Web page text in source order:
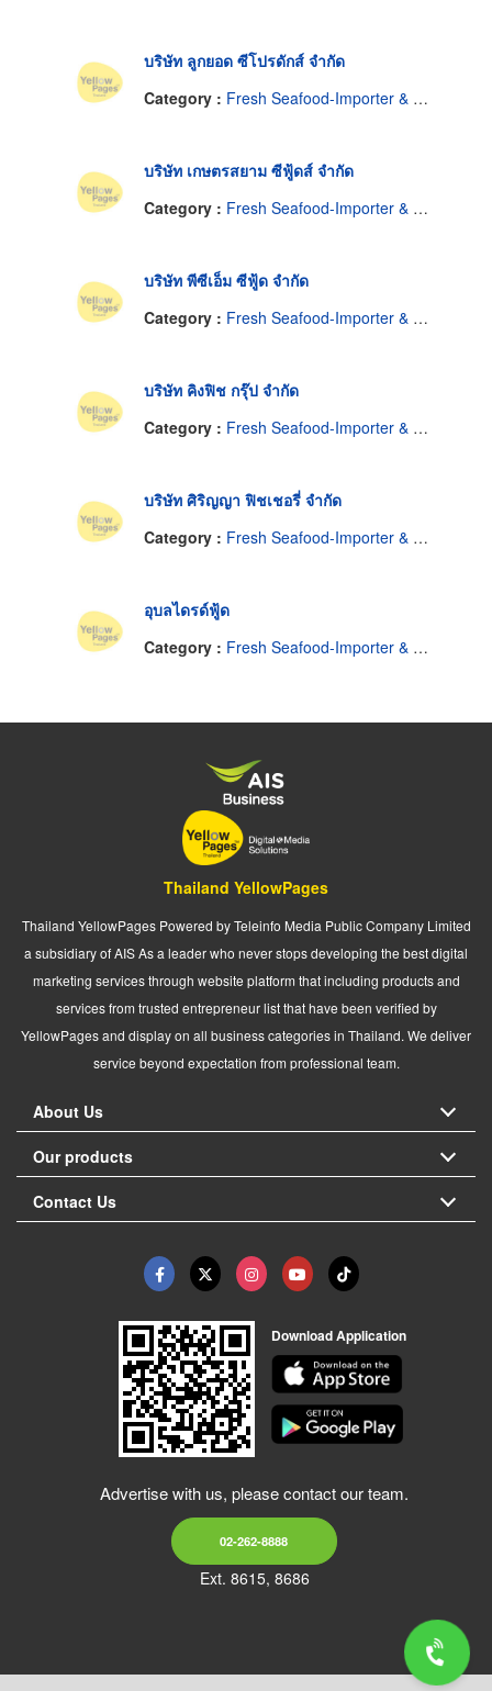
บริษัท ลูกยอด ซีโปรดักส์ จำกัด
Category : Fresh Seafood-Importer & Wholesale
บริษัท เกษตรสยาม ซีฟู้ดส์ จำกัด
Category : Fresh Seafood-Importer & Wholesale
บริษัท พีซีเอ็ม ซีฟู้ด จำกัด
Category : Fresh Seafood-Importer & Wholesale
บริษัท คิงฟิช กรุ๊ป จำกัด
Category : Fresh Seafood-Importer & Wholesale
บริษัท ศิริญญา ฟิชเชอรี่ จำกัด
Category : Fresh Seafood-Importer & Wholesale
อุบลไดรด์ฟู้ด
Category : Fresh Seafood-Importer & Wholesale
Thailand YellowPages
Thailand YellowPages Powered by Teleinfo Media Public Company Limited
a subsidiary of AIS As a leader who never stops developing the best digital
marketing services through website platform that including products and
services from trusted entrepreneur list that have been verified by
YellowPages and display on all business categories in Thailand. We deliver
service beyond expectation from professional team.
About Us
Our products
Contact Us
Download Application
Advertise with us, please contact our team.
02-262-8888
Ext. 8615, 8686